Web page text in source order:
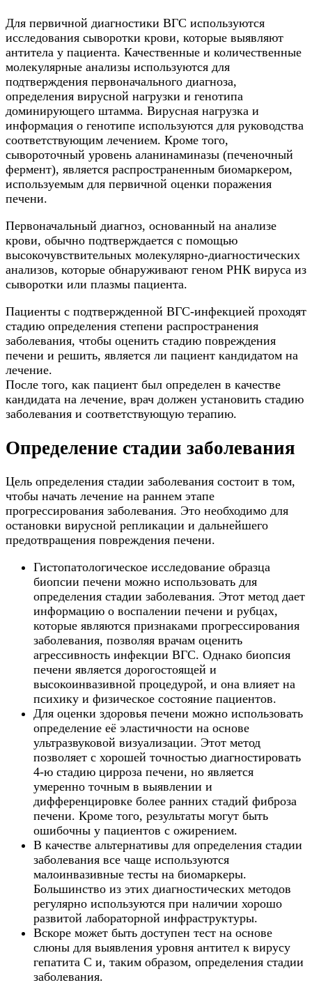
Для первичной диагностики ВГС используются
исследования сыворотки крови, которые выявляют
антитела у пациента. Качественные и количественные
молекулярные анализы используются для
подтверждения первоначального диагноза,
определения вирусной нагрузки и генотипа
доминирующего штамма. Вирусная нагрузка и
информация о генотипе используются для руководства
соответствующим лечением. Кроме того,
сывороточный уровень аланинаминазы (печеночный
фермент), является распространенным биомаркером,
используемым для первичной оценки поражения
печени.
Первоначальный диагноз, основанный на анализе
крови, обычно подтверждается с помощью
высокочувствительных молекулярно-диагностических
анализов, которые обнаруживают геном РНК вируса из
сыворотки или плазмы пациента.
Пациенты с подтвержденной ВГС-инфекцией проходят
стадию определения степени распространения
заболевания, чтобы оценить стадию повреждения
печени и решить, является ли пациент кандидатом на
лечение.
После того, как пациент был определен в качестве
кандидата на лечение, врач должен установить стадию
заболевания и соответствующую терапию.
Определение стадии заболевания
Цель определения стадии заболевания состоит в том,
чтобы начать лечение на раннем этапе
прогрессирования заболевания. Это необходимо для
остановки вирусной репликации и дальнейшего
предотвращения повреждения печени.
Гистопатологическое исследование образца
биопсии печени можно использовать для
определения стадии заболевания. Этот метод дает
информацию о воспалении печени и рубцах,
которые являются признаками прогрессирования
заболевания, позволяя врачам оценить
агрессивность инфекции ВГС. Однако биопсия
печени является дорогостоящей и
высокоинвазивной процедурой, и она влияет на
психику и физическое состояние пациентов.
Для оценки здоровья печени можно использовать
определение её эластичности на основе
ультразвуковой визуализации. Этот метод
позволяет с хорошей точностью диагностировать
4-ю стадию цирроза печени, но является
умеренно точным в выявлении и
дифференцировке более ранних стадий фиброза
печени. Кроме того, результаты могут быть
ошибочны у пациентов с ожирением.
В качестве альтернативы для определения стадии
заболевания все чаще используются
малоинвазивные тесты на биомаркеры.
Большинство из этих диагностических методов
регулярно используются при наличии хорошо
развитой лабораторной инфраструктуры.
Вскоре может быть доступен тест на основе
слюны для выявления уровня антител к вирусу
гепатита С и, таким образом, определения стадии
заболевания.